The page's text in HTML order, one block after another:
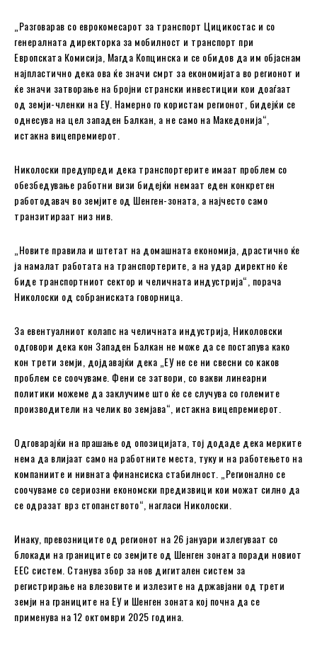
„Разговарав со еврокомесарот за транспорт Цицикостас и со
генералната директорка за мобилност и транспорт при
Европската Комисија, Магда Копцинска и се обидов да им објаснам
најпластично дека ова ќе значи смрт за економијата во регионот и
ќе значи затворање на бројни странски инвестиции кои доаѓаат
од земји-членки на ЕУ. Намерно го користам регионот, бидејќи се
однесува на цел западен Балкан, а не само на Македонија“,
истакна вицепремиерот.
Николоски предупреди дека транспортерите имаат проблем со
обезбедување работни визи бидејќи немаат еден конкретен
работодавач во земјите од Шенген-зоната, а најчесто само
транзитираат низ нив.
„Новите правила и штетат на домашната економија, драстично ќе
ја намалат работата на транспортерите, а на удар директно ќе
биде транспортниот сектор и челичната индустрија“, порача
Николоски од собраниската говорница.
За евентуалниот колапс на челичната индустрија, Николовски
одговори дека кон Западен Балкан не може да се постапува како
кон трети земји, дојдавајќи дека „ЕУ не се ни свесни со каков
проблем се соочуваме. Фени се затвори, со вакви линеарни
политики можеме да заклучиме што ќе се случува со големите
производители на челик во земјава“, истакна вицепремиерот.
Одговарајќи на прашање од опозицијата, тој додаде дека мерките
нема да влијаат само на работните места, туку и на работењето на
компаниите и нивната финансиска стабилност. „Регионално се
соочуваме со сериозни економски предизвици кои можат силно да
се одразат врз стопанството“, нагласи Николоски.
Инаку, превозниците од регионот на 26 јануари излегуваат со
блокади на границите со земјите од Шенген зоната поради новиот
ЕЕС систем. Станува збор за нов дигитален систем за
регистрирање на влезовите и излезите на државјани од трети
земји на границите на ЕУ и Шенген зоната кој почна да се
применува на 12 октомври 2025 година.